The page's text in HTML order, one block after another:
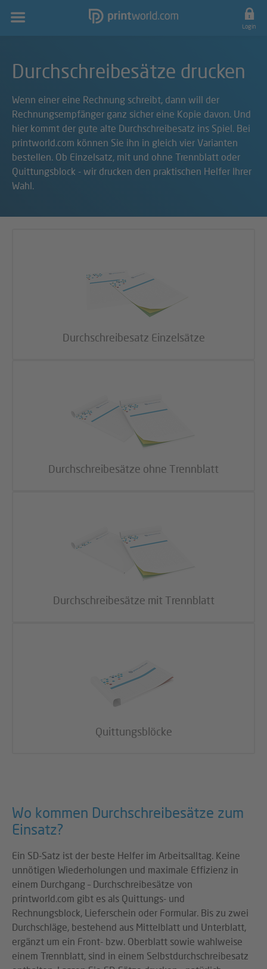
Hauptnavigation
Login
Durchschreibesätze drucken
Wenn einer eine Rechnung schreibt, dann will der
Rechnungsempfänger ganz sicher eine Kopie davon. Und
hier kommt der gute alte Durchschreibesatz ins Spiel. Bei
printworld.com können Sie ihn in gleich vier Varianten
bestellen. Ob Einzelsatz, mit und ohne Trennblatt oder
Quittungsblock - wir drucken den praktischen Helfer Ihrer
Wahl.
Durchschreibesatz Einzelsätze
Durchschreibesätze ohne Trennblatt
Durchschreibesätze mit Trennblatt
Quittungsblöcke
Wo kommen Durchschreibesätze zum
Einsatz?
Ein SD-Satz ist der beste Helfer im Arbeitsalltag. Keine
unnötigen Wiederholungen und maximale Effizienz in
einem Durchgang – Durchschreibesätze von
printworld.com gibt es als Quittungs- und
Rechnungsblock, Lieferschein oder Formular. Bis zu zwei
Durchschläge, bestehend aus Mittelblatt und Unterblatt,
ergänzt um ein Front- bzw. Oberblatt sowie wahlweise
einem Trennblatt, sind in einem Selbstdurchschreibesatz